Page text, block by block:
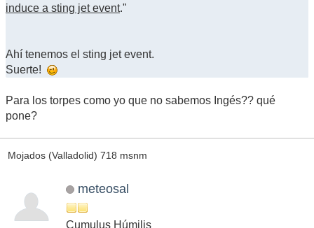
induce a sting jet event."
Ahí tenemos el sting jet event.
Suerte!
Para los torpes como yo que no sabemos Ingés?? qué
pone?
Mojados (Valladolid) 718 msnm
meteosal
Cumulus Húmilis